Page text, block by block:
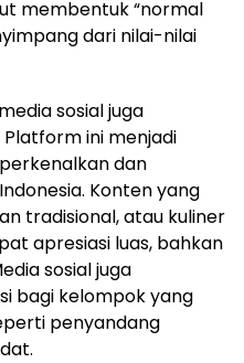
membentuk “normal
dari nilai-nilai
sosial juga
ini menjadi
dan
Konten yang
tradisional, atau kuliner
apresiasi luas, bahkan
sosial juga
bagi kelompok yang
penyandang